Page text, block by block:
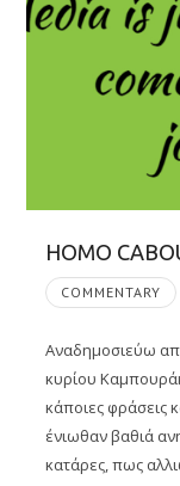
HOMO
COMMENTARY
Αναδημοσιεύω
κυρίου
κάποιες φράσεις
ένιωθαν βαθιά
κατάρες, πως